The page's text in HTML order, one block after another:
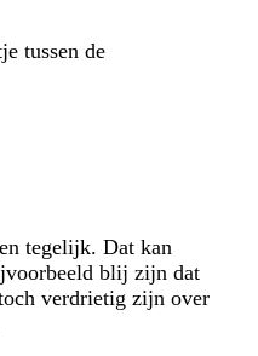
tussen de
tegelijk. Dat kan
blij zijn dat
verdrietig zijn over